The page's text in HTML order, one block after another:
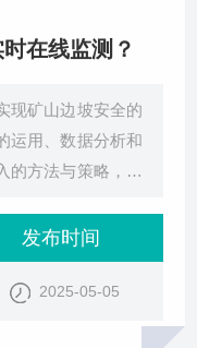
在线监测？
现矿山边坡安全的
运用、数据分析和
的方法与策略，确
发布时间
2025-05-05